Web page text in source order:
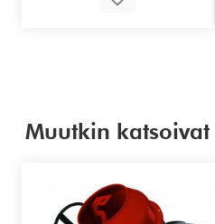
Muutkin katsoivat